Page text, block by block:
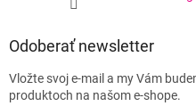
Odoberať newsletter
Vložte svoj e-mail a my Vám
produktoch na našom e-shope.